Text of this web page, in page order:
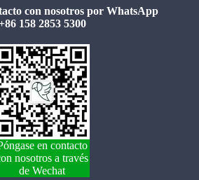
con nosotros por WhatsApp
158 2853 5300
en contacto
nosotros a través
de Wechat